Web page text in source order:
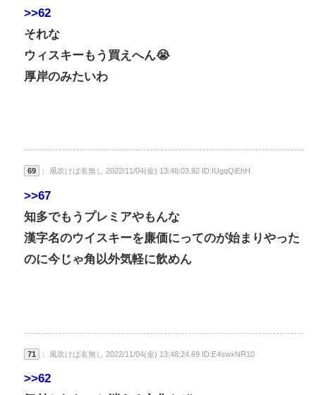
>>62
それな
ウィスキーもう買えへん😭
厚岸のみたいわ
69 ： 風吹けば名無し 2022/11/04(金) 13:48:03.92 ID:IUgqQiEhH
>>67
知多でもうプレミアやもんな
漢字名のウイスキーを廉価にってのが始まりやった
のに今じゃ角以外気軽に飲めん
71 ： 風吹けば名無し 2022/11/04(金) 13:48:24.69 ID:E4swxNR10
>>62